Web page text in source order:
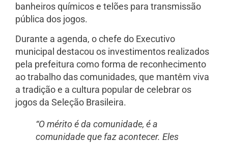
banheiros químicos e telões para transmissão
pública dos jogos.
Durante a agenda, o chefe do Executivo
municipal destacou os investimentos realizados
pela prefeitura como forma de reconhecimento
ao trabalho das comunidades, que mantêm viva
a tradição e a cultura popular de celebrar os
jogos da Seleção Brasileira.
“O mérito é da comunidade, é a
comunidade que faz acontecer. Eles